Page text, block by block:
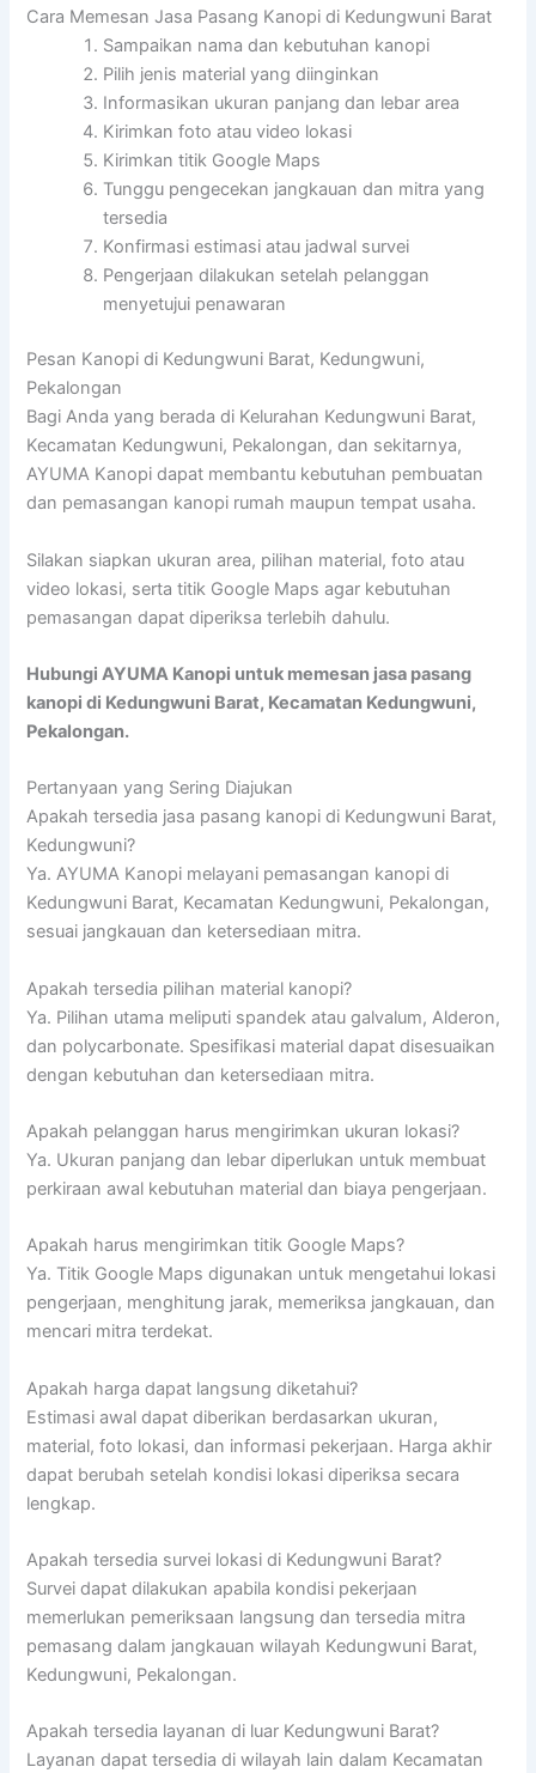
Cara Memesan Jasa Pasang Kanopi di Kedungwuni Barat
Sampaikan nama dan kebutuhan kanopi
Pilih jenis material yang diinginkan
Informasikan ukuran panjang dan lebar area
Kirimkan foto atau video lokasi
Kirimkan titik Google Maps
Tunggu pengecekan jangkauan dan mitra yang
tersedia
Konfirmasi estimasi atau jadwal survei
Pengerjaan dilakukan setelah pelanggan
menyetujui penawaran
Pesan Kanopi di Kedungwuni Barat, Kedungwuni,
Pekalongan
Bagi Anda yang berada di Kelurahan Kedungwuni Barat,
Kecamatan Kedungwuni, Pekalongan, dan sekitarnya,
AYUMA Kanopi dapat membantu kebutuhan pembuatan
dan pemasangan kanopi rumah maupun tempat usaha.
Silakan siapkan ukuran area, pilihan material, foto atau
video lokasi, serta titik Google Maps agar kebutuhan
pemasangan dapat diperiksa terlebih dahulu.
Hubungi AYUMA Kanopi untuk memesan jasa pasang
kanopi di Kedungwuni Barat, Kecamatan Kedungwuni,
Pekalongan.
Pertanyaan yang Sering Diajukan
Apakah tersedia jasa pasang kanopi di Kedungwuni Barat,
Kedungwuni?
Ya. AYUMA Kanopi melayani pemasangan kanopi di
Kedungwuni Barat, Kecamatan Kedungwuni, Pekalongan,
sesuai jangkauan dan ketersediaan mitra.
Apakah tersedia pilihan material kanopi?
Ya. Pilihan utama meliputi spandek atau galvalum, Alderon,
dan polycarbonate. Spesifikasi material dapat disesuaikan
dengan kebutuhan dan ketersediaan mitra.
Apakah pelanggan harus mengirimkan ukuran lokasi?
Ya. Ukuran panjang dan lebar diperlukan untuk membuat
perkiraan awal kebutuhan material dan biaya pengerjaan.
Apakah harus mengirimkan titik Google Maps?
Ya. Titik Google Maps digunakan untuk mengetahui lokasi
pengerjaan, menghitung jarak, memeriksa jangkauan, dan
mencari mitra terdekat.
Apakah harga dapat langsung diketahui?
Estimasi awal dapat diberikan berdasarkan ukuran,
material, foto lokasi, dan informasi pekerjaan. Harga akhir
dapat berubah setelah kondisi lokasi diperiksa secara
lengkap.
Apakah tersedia survei lokasi di Kedungwuni Barat?
Survei dapat dilakukan apabila kondisi pekerjaan
memerlukan pemeriksaan langsung dan tersedia mitra
pemasang dalam jangkauan wilayah Kedungwuni Barat,
Kedungwuni, Pekalongan.
Apakah tersedia layanan di luar Kedungwuni Barat?
Layanan dapat tersedia di wilayah lain dalam Kecamatan